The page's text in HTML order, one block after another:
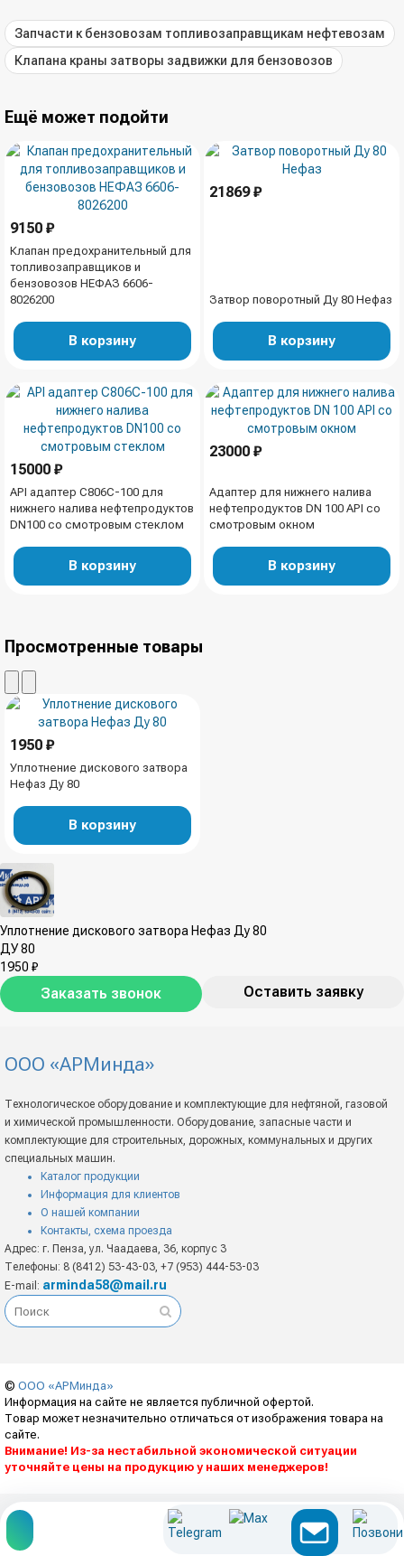
Запчасти к бензовозам топливозаправщикам нефтевозам
Клапана краны затворы задвижки для бензовозов
Ещё может подойти
9150 ₽
Клапан предохранительный для
топливозаправщиков и
бензовозов НЕФАЗ 6606-
8026200
В корзину
21869 ₽
Затвор поворотный Ду 80 Нефаз
В корзину
15000 ₽
API адаптер C806C-100 для
нижнего налива нефтепродуктов
DN100 со смотровым стеклом
В корзину
23000 ₽
Адаптер для нижнего налива
нефтепродуктов DN 100 API со
смотровым окном
В корзину
Просмотренные товары
1950 ₽
Уплотнение дискового затвора
Нефаз Ду 80
В корзину
Уплотнение дискового затвора Нефаз Ду 80
ДУ 80
1950 ₽
Заказать звонок Оставить заявку
ООО «АРМинда»
Технологическое оборудование и комплектующие для нефтяной, газовой
и химической промышленности. Оборудование, запасные части и
комплектующие для строительных, дорожных, коммунальных и других
специальных машин.
Каталог продукции
Информация для клиентов
О нашей компании
Контакты, схема проезда
Адрес: г. Пенза, ул. Чаадаева, 36, корпус 3
Телефоны: 8 (8412) 53-43-03, +7 (953) 444-53-03
E-mail: arminda58@mail.ru
© ООО «АРМинда»
Информация на сайте не является публичной офертой.
Товар может незначительно отличаться от изображения товара на
сайте.
Внимание! Из-за нестабильной экономической ситуации
уточняйте цены на продукцию у наших менеджеров!